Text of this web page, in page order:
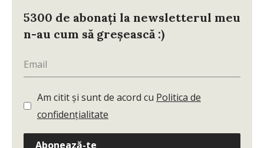
5300 de abonați la newsletterul meu
n-au cum să greșească :)
Am citit și sunt de acord cu Politica de
confidențialitate
Abonează-te